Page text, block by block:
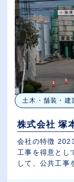
土木・舗装・建
株式会社 塚
会社の特徴
工事を得意とし
して、公共工事